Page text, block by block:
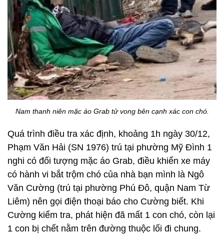
Nam thanh niên mặc áo Grab tử vong bên cạnh xác con chó.
Quá trình điều tra xác định, khoảng 1h ngày 30/12,
Phạm Văn Hải (SN 1976) trú tại phường Mỹ Đình 1
nghi có đối tượng mặc áo Grab, điều khiển xe máy
có hành vi bắt trộm chó của nhà bạn mình là Ngô
Văn Cường (trú tại phường Phú Đô, quận Nam Từ
Liêm) nên gọi điện thoại báo cho Cường biết. Khi
Cường kiểm tra, phát hiện đã mất 1 con chó, còn lại
1 con bị chết nằm trên đường thuộc lối đi chung.